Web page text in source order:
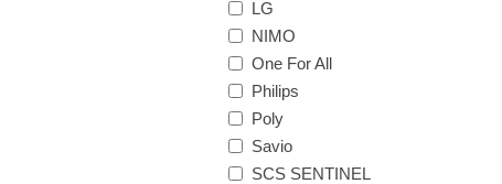
LG
NIMO
One For All
Philips
Poly
Savio
SCS SENTINEL